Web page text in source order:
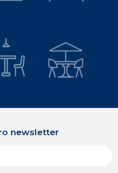
newsletter